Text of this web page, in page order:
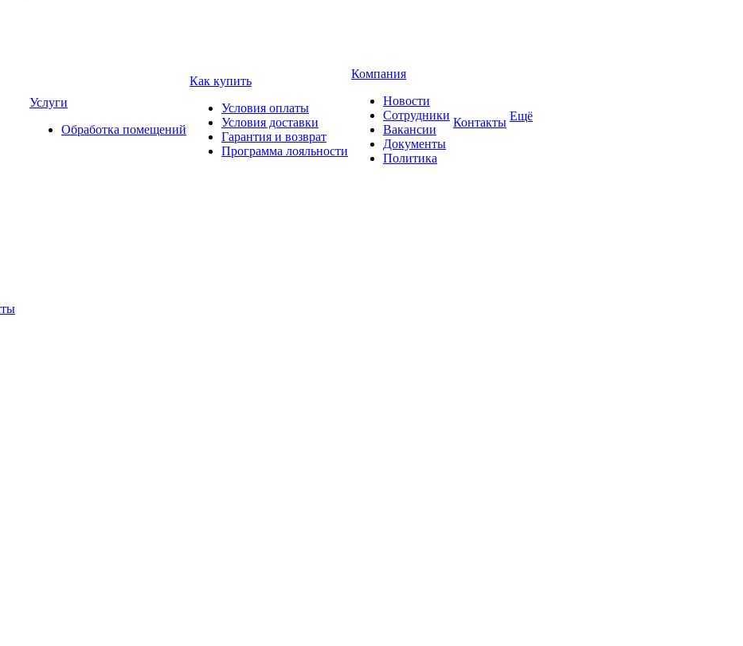
Услуги
Обработка помещений
Как купить
Условия оплаты
Условия доставки
Гарантия и возврат
Программа лояльности
Компания
Новости
Сотрудники
Вакансии
Документы
Политика
Контакты Ещё